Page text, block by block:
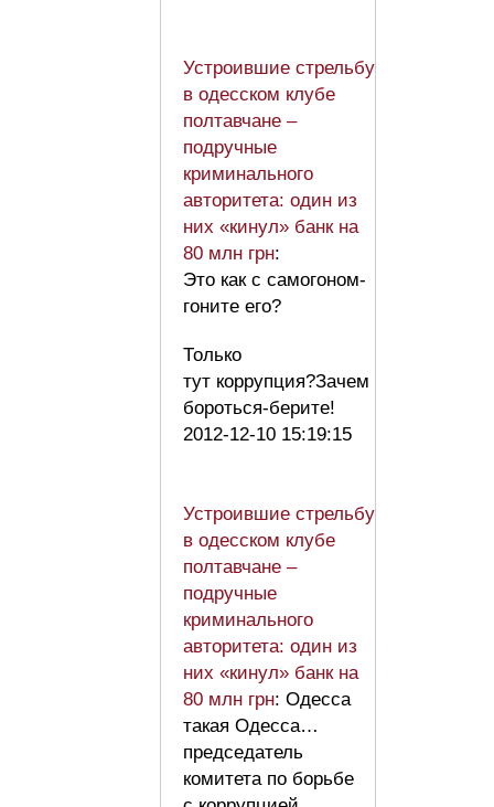
Устроившие стрельбу
в одесском клубе
полтавчане –
подручные
криминального
авторитета: один из
них «кинул» банк на
80 млн грн:
Это как с самогоном-
гоните его?
Только
тут коррупция?Зачем
бороться-берите!
2012-12-10 15:19:15
Устроившие стрельбу
в одесском клубе
полтавчане –
подручные
криминального
авторитета: один из
них «кинул» банк на
80 млн грн: Одесса
такая Одесса…
председатель
комитета по борьбе